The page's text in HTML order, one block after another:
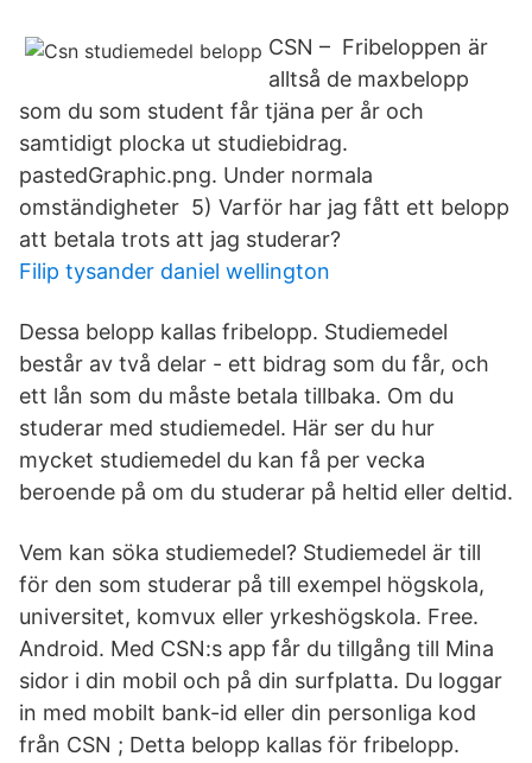
CSN – Fribeloppen är
alltså de maxbelopp
som du som student får tjäna per år och
samtidigt plocka ut studiebidrag.
pastedGraphic.png. Under normala
omständigheter 5) Varför har jag fått ett belopp
att betala trots att jag studerar?
Filip tysander daniel wellington
Dessa belopp kallas fribelopp. Studiemedel
består av två delar - ett bidrag som du får, och
ett lån som du måste betala tillbaka. Om du
studerar med studiemedel. Här ser du hur
mycket studiemedel du kan få per vecka
beroende på om du studerar på heltid eller deltid.
Vem kan söka studiemedel? Studiemedel är till
för den som studerar på till exempel högskola,
universitet, komvux eller yrkeshögskola. Free.
Android. Med CSN:s app får du tillgång till Mina
sidor i din mobil och på din surfplatta. Du loggar
in med mobilt bank-id eller din personliga kod
från CSN ; Detta belopp kallas för fribelopp.